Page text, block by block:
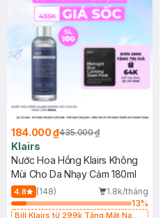
184.000 ₫435.000 ₫
Klairs
Nước Hoa Hồng Klairs Không
Mùi Cho Da Nhạy Cảm 180ml
4.8 (148)
1.8k/tháng
13%
Bill Klairs từ 299k Tặng Mặt Nạ